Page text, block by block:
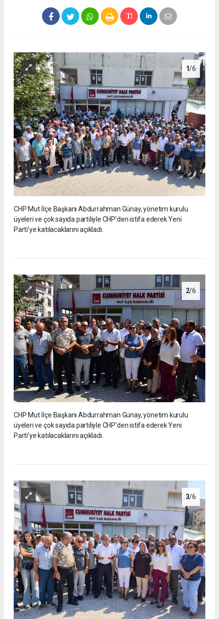
1/6
CHP Mut İlçe Başkanı Abdurrahman Günay, yönetim kurulu
üyeleri ve çok sayıda partiliyle CHP’den istifa ederek Yeni
Parti’ye katılacaklarını açıkladı.
2/6
CHP Mut İlçe Başkanı Abdurrahman Günay, yönetim kurulu
üyeleri ve çok sayıda partiliyle CHP’den istifa ederek Yeni
Parti’ye katılacaklarını açıkladı.
3/6